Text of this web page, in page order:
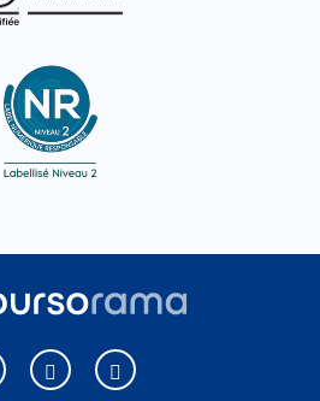
Boursorama sur Facebook
Boursorama sur XBoursorama sur